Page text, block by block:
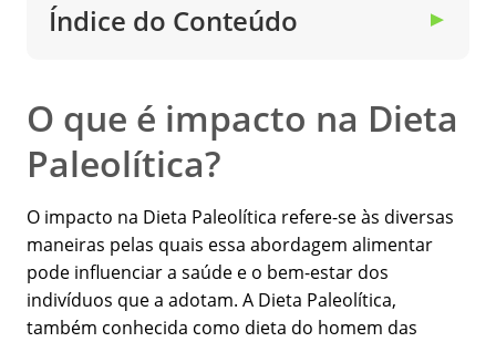
Índice do Conteúdo ▼
O que é impacto na Dieta
Paleolítica?
O impacto na Dieta Paleolítica refere-se às diversas
maneiras pelas quais essa abordagem alimentar
pode influenciar a saúde e o bem-estar dos
indivíduos que a adotam. A Dieta Paleolítica,
também conhecida como dieta do homem das